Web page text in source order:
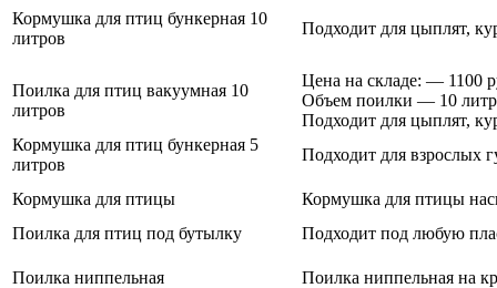
Кормушка для птиц бункерная 10
литров
Подходит для цыплят,
Поилка для птиц вакуумная 10
литров
Цена на складе: — 1100
Объем поилки — 10
Подходит для цыплят,
Кормушка для птиц бункерная 5
литров
Подходит для взрослых
Кормушка для птицы
Кормушка для птицы
Поилка для птиц под бутылку
Подходит под любую
Поилка ниппельная Поилка ниппельная на